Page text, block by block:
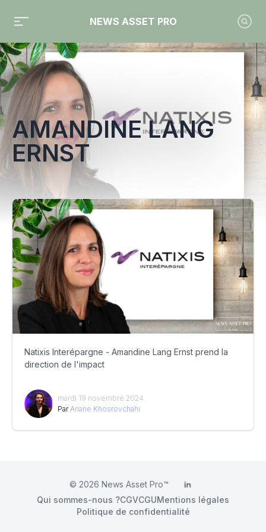
NEWS ASSET PRO
Toute l'actualité sur le tag "Amandine Lang Ernst"
AMANDINE LANG
ERNST
Natixis Interépargne - Amandine Lang Ernst prend la
direction de l'impact
mardi 19 novembre 2024
Par Ariane Khosrovchahi
© 2026 News Asset Pro™ LinkedIn
Qui sommes-nous ?CGVCGUMentions légales
Politique de confidentialité